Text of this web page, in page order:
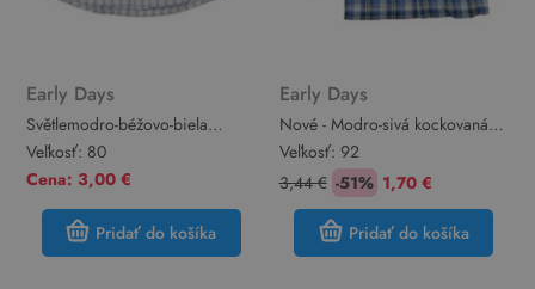
Early Days
Světlemodro-béžovo-biela
kockovaná košeľa Early Days
Veľkosť: 80
Cena: 3,00 €
Pridať do košíka
Early Days
Nové - Modro-sivá kockovaná
košeľa Early Days
Veľkosť: 92
3,44 € -51% 1,70 €
Pridať do košíka